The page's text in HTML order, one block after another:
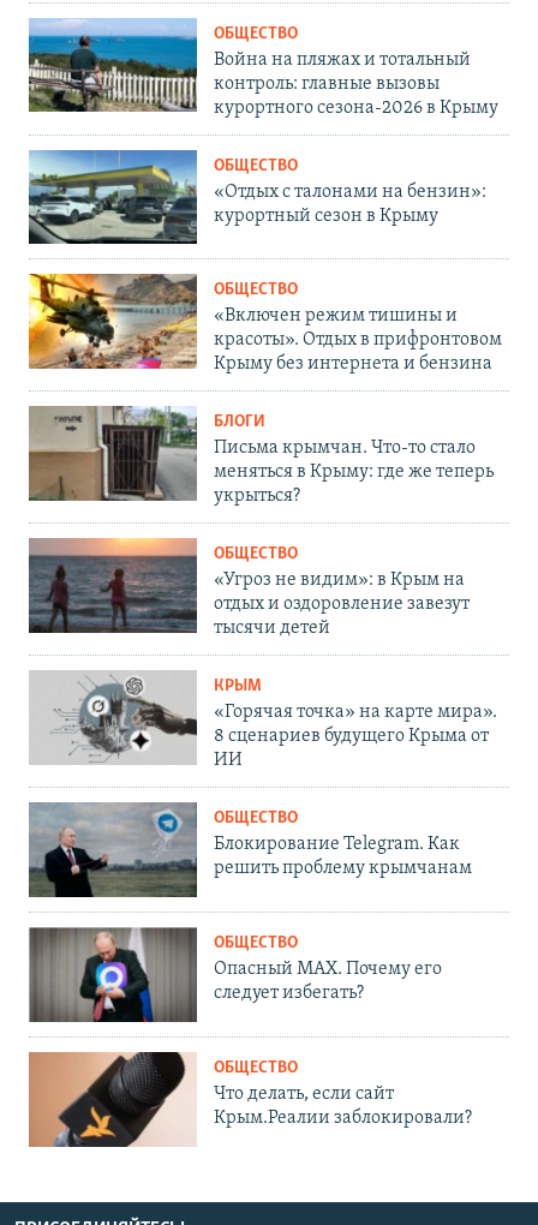
ОБЩЕСТВО
Война на пляжах и тотальный
контроль: главные вызовы
курортного сезона-2026 в Крыму
ОБЩЕСТВО
«Отдых с талонами на бензин»:
курортный сезон в Крыму
ОБЩЕСТВО
«Включен режим тишины и
красоты». Отдых в прифронтовом
Крыму без интернета и бензина
БЛОГИ
Письма крымчан. Что-то стало
меняться в Крыму: где же теперь
укрыться?
ОБЩЕСТВО
«Угроз не видим»: в Крым на
отдых и оздоровление завезут
тысячи детей
КРЫМ
«Горячая точка» на карте мира».
8 сценариев будущего Крыма от
ИИ
ОБЩЕСТВО
Блокирование Telegram. Как
решить проблему крымчанам
ОБЩЕСТВО
Опасный MAX. Почему его
следует избегать?
ОБЩЕСТВО
Что делать, если сайт
Крым.Реалии заблокировали?